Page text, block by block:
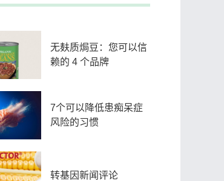
无麸质焗豆：您可以信
赖的 4 个品牌
7个可以降低患痴呆症
风险的习惯
转基因新闻评论